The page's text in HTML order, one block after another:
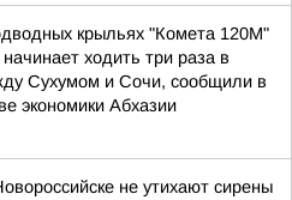
крыльях "Комета 120М"
начинает ходить три раза в
Сухумом и Сочи, сообщили в
экономики Абхазии
не утихают сирены